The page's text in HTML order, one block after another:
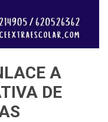
A
DE